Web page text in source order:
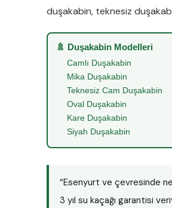
duşakabin, teknesiz
🚿 Duşakabin Modelleri
Camlı Duşakabin
Mika Duşakabin
Teknesiz Cam Duşakabin
Oval Duşakabin
Kare Duşakabin
Siyah Duşakabin
“Esenyurt ve çevresinde
3 yıl su kaçağı garantisi